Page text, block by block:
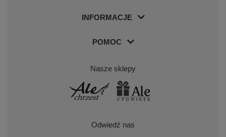
INFORMACJE
POMOC
Nasze sklepy
Odwiedź nas